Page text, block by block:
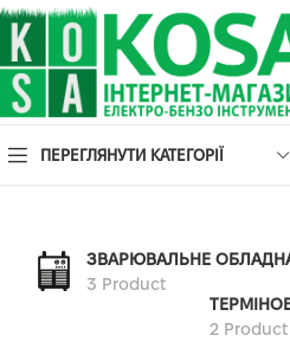
ПЕРЕГЛЯНУТИ КАТЕГОРІЇ
ЗВАРЮВАЛЬНЕ
3 Product
2 Product